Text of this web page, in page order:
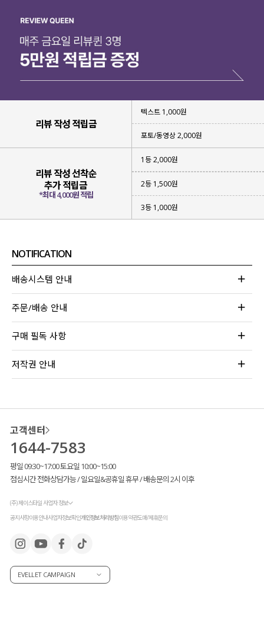
리뷰 작성 적립금
텍스트 1,000원
포토/동영상 2,000원
리뷰 작성 선착순
추가 적립금
*최대 4,000원 적립
1등 2,000원
2등 1,500원
3등 1,000원
NOTIFICATION
배송시스템 안내
주문/배송 안내
구매 필독 사항
저작권 안내
고객센터
1644-7583
평일 09:30~17:00 토요일 10:00~15:00
점심시간 전화상담가능 / 일요일&공휴일 휴무 / 배송문의 2시 이후
(주) 제이스타일 사업자 정보
공지사항이용안내사업자정보확인개인정보처리방침이용약관도매/제휴문의
EVELLET CAMPAIGN